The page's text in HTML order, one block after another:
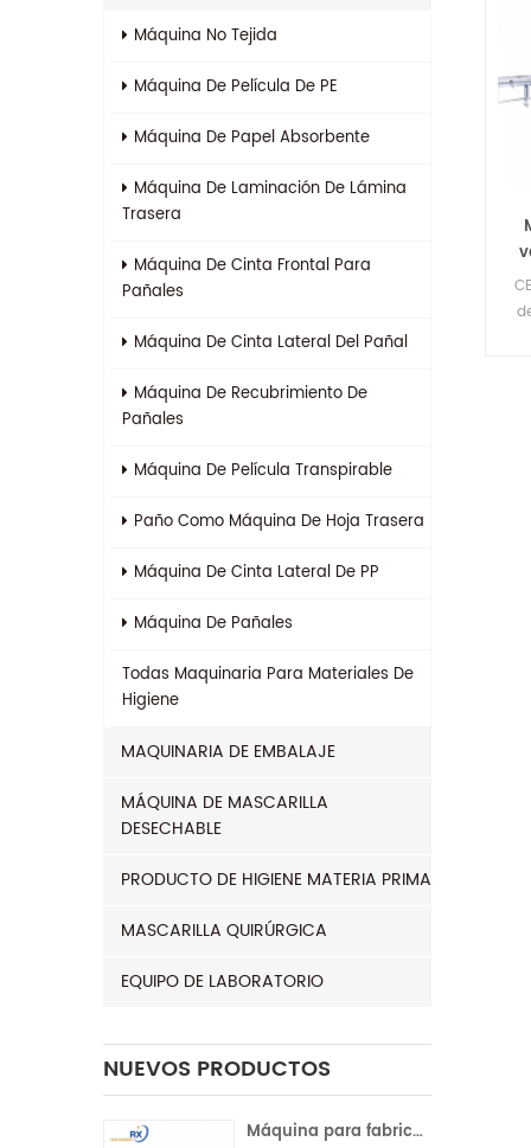
Máquina No Tejida
Máquina De Película De PE
Máquina De Papel Absorbente
Máquina De Laminación De Lámina
Trasera
Máquina De Cinta Frontal Para
Pañales
Máquina De Cinta Lateral Del Pañal
Máquina De Recubrimiento De
Pañales
Máquina De Película Transpirable
Paño Como Máquina De Hoja Trasera
Máquina De Cinta Lateral De PP
Máquina De Pañales
Todas Maquinaria Para Materiales De
Higiene
MAQUINARIA DE EMBALAJE
MÁQUINA DE MASCARILLA
DESECHABLE
PRODUCTO DE HIGIENE MATERIA PRIMA
MASCARILLA QUIRÚRGICA
EQUIPO DE LABORATORIO
NUEVOS PRODUCTOS
Máquina para fabricar compresas sanitarias con servocontrol completo para la India | Operación automática